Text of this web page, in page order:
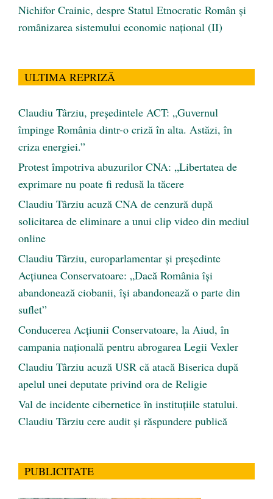
Nichifor Crainic, despre Statul Etnocratic Român şi
românizarea sistemului economic naţional (II)
ULTIMA REPRIZĂ
Claudiu Târziu, președintele ACT: „Guvernul
împinge România dintr-o criză în alta. Astăzi, în
criza energiei.”
Protest împotriva abuzurilor CNA: „Libertatea de
exprimare nu poate fi redusă la tăcere
Claudiu Târziu acuză CNA de cenzură după
solicitarea de eliminare a unui clip video din mediul
online
Claudiu Târziu, europarlamentar și președinte
Acțiunea Conservatoare: „Dacă România își
abandonează ciobanii, își abandonează o parte din
suflet”
Conducerea Acțiunii Conservatoare, la Aiud, în
campania națională pentru abrogarea Legii Vexler
Claudiu Târziu acuză USR că atacă Biserica după
apelul unei deputate privind ora de Religie
Val de incidente cibernetice în instituțiile statului.
Claudiu Târziu cere audit și răspundere publică
PUBLICITATE